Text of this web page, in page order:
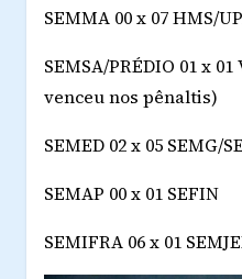
SEMMA 00 x 07 HMS/
SEMSA/PRÉDIO 01 x
venceu nos pênaltis)
SEMED 02 x 05 SEMG/
SEMAP 00 x 01 SEFIN
SEMIFRA 06 x 01